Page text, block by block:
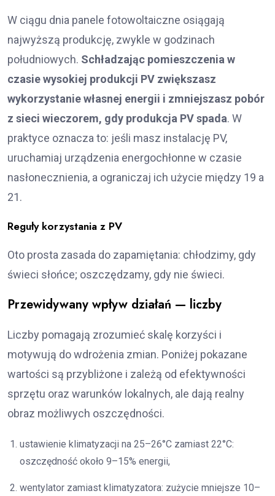
W ciągu dnia panele fotowoltaiczne osiągają
najwyższą produkcję, zwykle w godzinach
południowych. Schładzając pomieszczenia w
czasie wysokiej produkcji PV zwiększasz
wykorzystanie własnej energii i zmniejszasz pobór
z sieci wieczorem, gdy produkcja PV spada. W
praktyce oznacza to: jeśli masz instalację PV,
uruchamiaj urządzenia energochłonne w czasie
nasłonecznienia, a ograniczaj ich użycie między 19 a
21.
Reguły korzystania z PV
Oto prosta zasada do zapamiętania: chłodzimy, gdy
świeci słońce; oszczędzamy, gdy nie świeci.
Przewidywany wpływ działań — liczby
Liczby pomagają zrozumieć skalę korzyści i
motywują do wdrożenia zmian. Poniżej pokazane
wartości są przybliżone i zależą od efektywności
sprzętu oraz warunków lokalnych, ale dają realny
obraz możliwych oszczędności.
ustawienie klimatyzacji na 25–26°C zamiast 22°C:
oszczędność około 9–15% energii,
wentylator zamiast klimatyzatora: zużycie mniejsze 10–